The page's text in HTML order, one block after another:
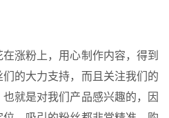
涨粉上，用心制作内容，得到
的大力支持，而且关注我们的
就是对我们产品感兴趣的，因